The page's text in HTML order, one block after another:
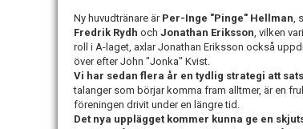
Ny huvudtränare är Per-Inge "Pinge" Hellman,
Fredrik Rydh och Jonathan Eriksson, vilken
roll i A-laget, axlar Jonathan Eriksson också
över efter John "Jonka" Kvist.
Vi har sedan flera år en tydlig strategi att
talanger som börjar komma fram alltmer, är en
föreningen drivit under en längre tid.
Det nya upplägget kommer kunna ge en